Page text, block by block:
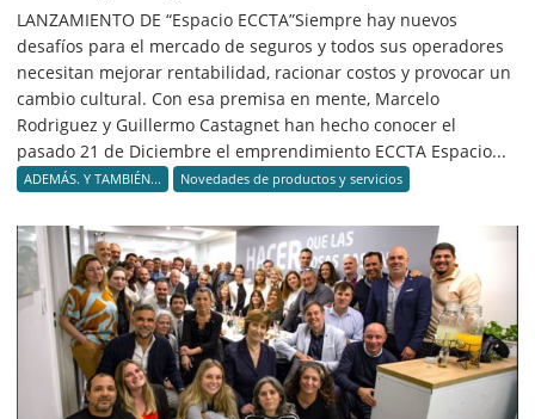
LANZAMIENTO DE “Espacio ECCTA”Siempre hay nuevos
desafíos para el mercado de seguros y todos sus operadores
necesitan mejorar rentabilidad, racionar costos y provocar un
cambio cultural. Con esa premisa en mente, Marcelo
Rodriguez y Guillermo Castagnet han hecho conocer el
pasado 21 de Diciembre el emprendimiento ECCTA Espacio...
ADEMÁS. Y TAMBIÉN... Novedades de productos y servicios